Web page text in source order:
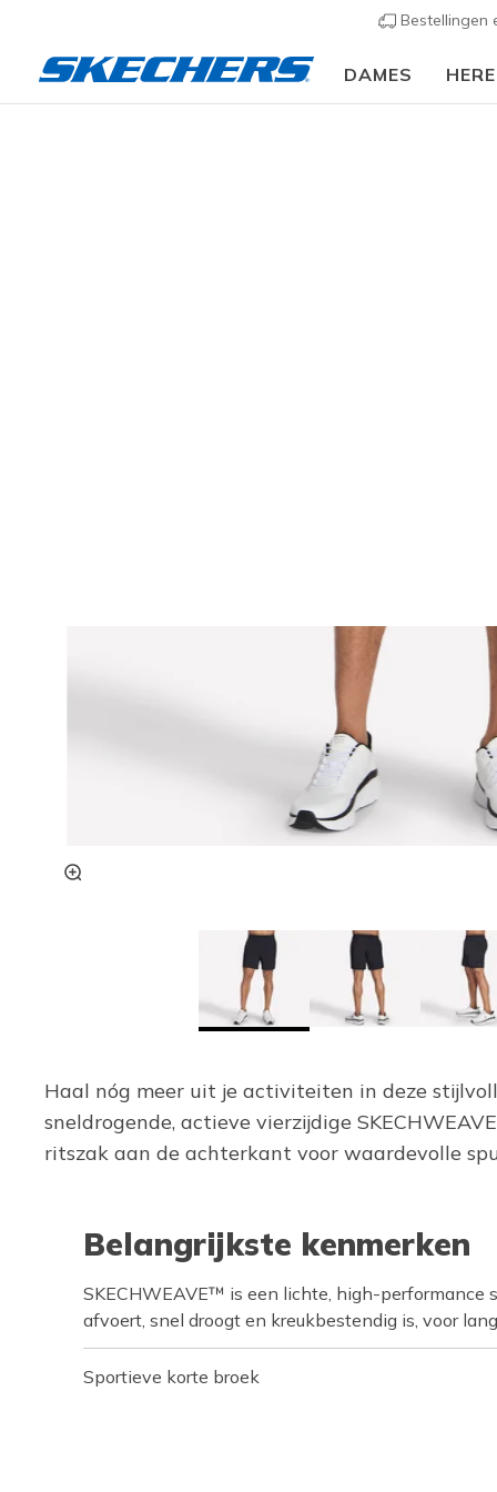
Bestellingen
DAMES
Haal nóg meer uit je activiteiten in deze
sneldrogende, actieve vierzijdige
ritszak aan de achterkant voor waardevolle
Belangrijkste kenmerken
SKECHWEAVE™ is een lichte, high-performance
afvoert, snel droogt en kreukbestendig is, voor
Sportieve korte broek